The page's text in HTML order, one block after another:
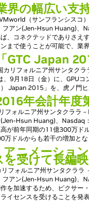
界の幅広い支
（サンフランシスコ
フアン(Jen-Hsun Huang)、
、コネクテッドでありさえ
まで使うことが可能で、業
GTC Japan
カリフォルニア州サンタク
9月18日（金）に、GPUコ
Japan 2015」を、虎ノ門
年会計年度
ォルニア州サンタクララ
Hsun Huang)、
が前年同期の11億300万ド
ドルからも若干の増加とな
アニメーショ
受けて長編
フォルニア州サンタクララ
フアン(Jen-Hsun Huang)、
を加速するため、ピクサー
イセンスを受けることを発表